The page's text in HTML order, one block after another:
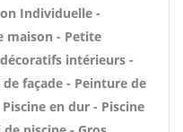
Individuelle -
maison - Petite
intérieurs -
façade - Peinture de
en dur - Piscine